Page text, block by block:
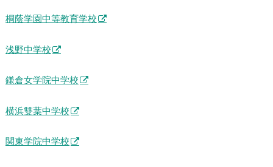
桐蔭学園中等教育学校
浅野中学校
鎌倉女学院中学校
横浜雙葉中学校
関東学院中学校